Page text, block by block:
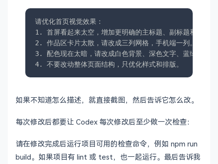
请优化首页视觉效果：
1. 首屏看起来太空，增加更明确的主标题、副标题和行动
2. 作品区卡片太散，请改成三列网格，手机端一列。
3. 配色现在太暗，请改成白色背景、深色文字、蓝绿色点
4. 不要改动整体页面结构，只优化样式和排版。
如果不知道怎么描述，就直接截图，然后告诉它怎么改。
每次修改后都要让 Codex 每次修改后至少做一次检查：
请在修改完成后运行项目可用的检查命令，例如 npm run
build。如果项目有 lint 或 test，也一起运行。最后告诉我